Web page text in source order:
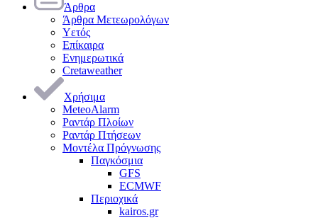
Άρθρα
Άρθρα Μετεωρολόγων
Υετός
Επίκαιρα
Ενημερωτικά
Cretaweather
Χρήσιμα
MeteoAlarm
Ραντάρ Πλοίων
Ραντάρ Πτήσεων
Μοντέλα Πρόγνωσης
Παγκόσμια
GFS
ECMWF
Περιοχικά
kairos.gr